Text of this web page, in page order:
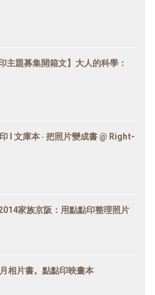
主題募集開箱文】大人的科學：
l 文庫本 ‧ 把照片變成書 @ Right-
家族京阪：用點點印整理照片
相片書。點點印映畫本